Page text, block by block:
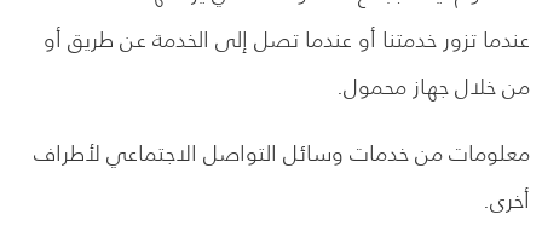
عندما تزور خدمتنا أو عندما تصل إلى الخدمة عن طريق أو
من خلال جهاز محمول.
معلومات من خدمات وسائل التواصل الاجتماعي لأطراف
أخرى.